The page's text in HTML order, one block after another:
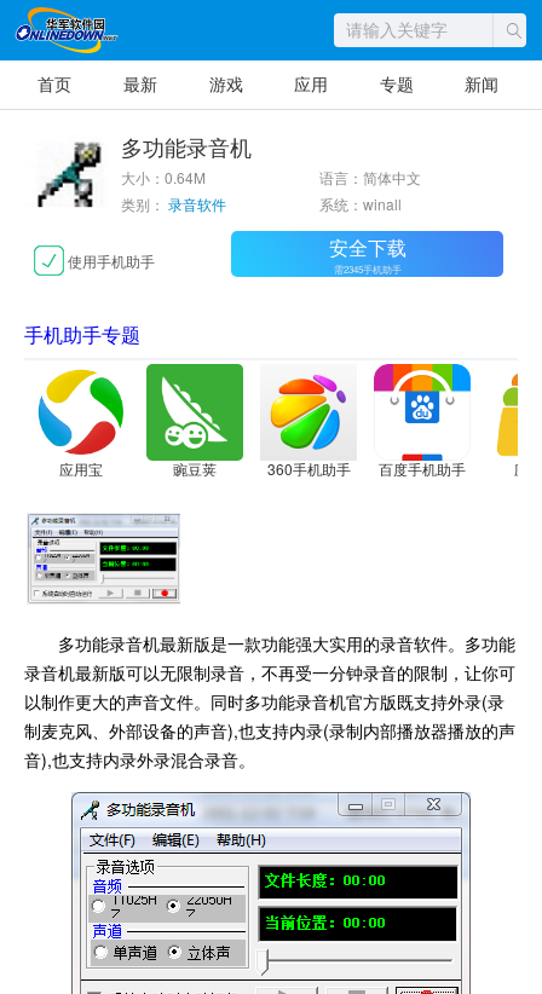
首页 最新 游戏 应用 专题 新闻
多功能录音机
大小：0.64M
语言：简体中文
类别： 录音软件 系统：winall
使用手机助手 安全下载
需2345手机助手
手机助手专题
应用宝 豌豆荚 360手机助手 百度手机助手 应
多功能录音机最新版是一款功能强大实用的录音软件。多功能
录音机最新版可以无限制录音，不再受一分钟录音的限制，让你可
以制作更大的声音文件。同时多功能录音机官方版既支持外录(录
制麦克风、外部设备的声音),也支持内录(录制内部播放器播放的声
音),也支持内录外录混合录音。